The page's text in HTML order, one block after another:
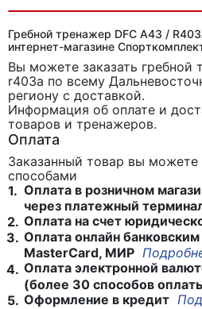
Гребной тренажер DFC A43 /
интернет-магазине
Вы можете заказать гребной
r403a по всему
региону с доставкой.
Информация об оплате и
товаров и тренажеров.
Оплата
Заказанный товар вы
способами
1. Оплата в розничном
через платежный
2. Оплата на счет
3. Оплата онлайн
MasterCard, МИР
4. Оплата электронной
(более 30 способов
5. Оформление в кредит